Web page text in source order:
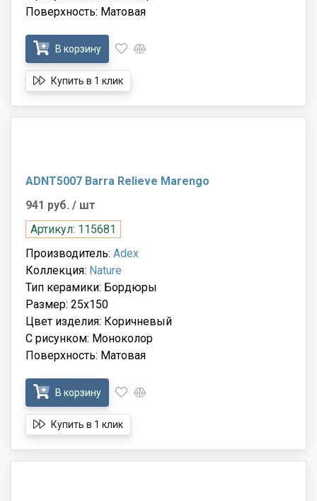
Поверхность: Матовая
В корзину
Купить в 1 клик
ADNT5007 Barra Relieve Marengo
941 руб. / шт
Артикул: 115681
Производитель: Adex
Коллекция: Nature
Тип керамики: Бордюры
Размер: 25x150
Цвет изделия: Коричневый
С рисунком: Моноколор
Поверхность: Матовая
В корзину
Купить в 1 клик